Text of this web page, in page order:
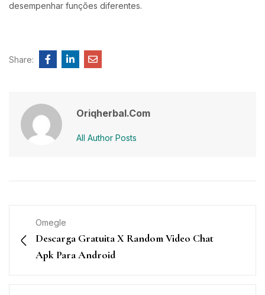
desempenhar funções diferentes.
Share:
Oriqherbal.com
All Author Posts
Omegle
Descarga Gratuita X Random Video Chat
Apk Para Android